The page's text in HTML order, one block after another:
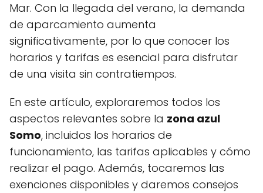
Mar. Con la llegada del verano, la demanda
de aparcamiento aumenta
significativamente, por lo que conocer los
horarios y tarifas es esencial para disfrutar
de una visita sin contratiempos.
En este artículo, exploraremos todos los
aspectos relevantes sobre la zona azul
Somo, incluidos los horarios de
funcionamiento, las tarifas aplicables y cómo
realizar el pago. Además, tocaremos las
exenciones disponibles y daremos consejos